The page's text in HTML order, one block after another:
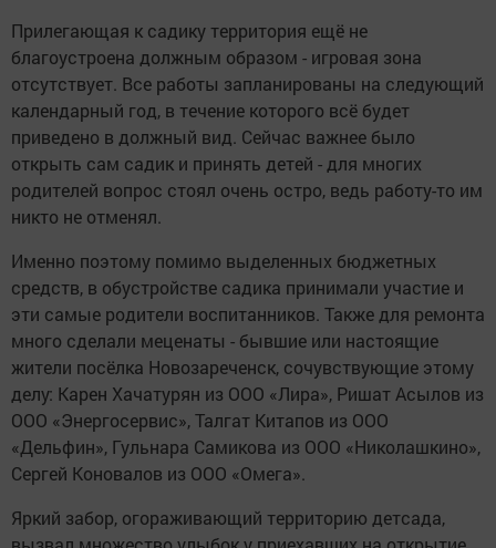
Прилегающая к садику территория ещё не
благоустроена должным образом - игровая зона
отсутствует. Все работы запланированы на следующий
календарный год, в течение которого всё будет
приведено в должный вид. Сейчас важнее было
открыть сам садик и принять детей - для многих
родителей вопрос стоял очень остро, ведь работу-то им
никто не отменял.
Именно поэтому помимо выделенных бюджетных
средств, в обустройстве садика принимали участие и
эти самые родители воспитанников. Также для ремонта
много сделали меценаты - бывшие или настоящие
жители посёлка Новозареченск, сочувствующие этому
делу: Карен Хачатурян из ООО «Лира», Ришат Асылов из
ООО «Энергосервис», Талгат Китапов из ООО
«Дельфин», Гульнара Самикова из ООО «Николашкино»,
Сергей Коновалов из ООО «Омега».
Яркий забор, огораживающий территорию детсада,